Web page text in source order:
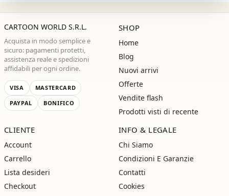
CARTOON WORLD S.R.L.
Acquista in modo semplice e
sicuro: pagamenti protetti,
assistenza reale e spedizioni
affidabili per ogni ordine.
VISA
MASTERCARD
PAYPAL
BONIFICO
SHOP
Home
Blog
Nuovi arrivi
Offerte
Vendite flash
Prodotti visti di recente
CLIENTE
Account
Carrello
Lista desideri
Checkout
INFO & LEGALE
Chi Siamo
Condizioni E Garanzie
Contatti
Cookies